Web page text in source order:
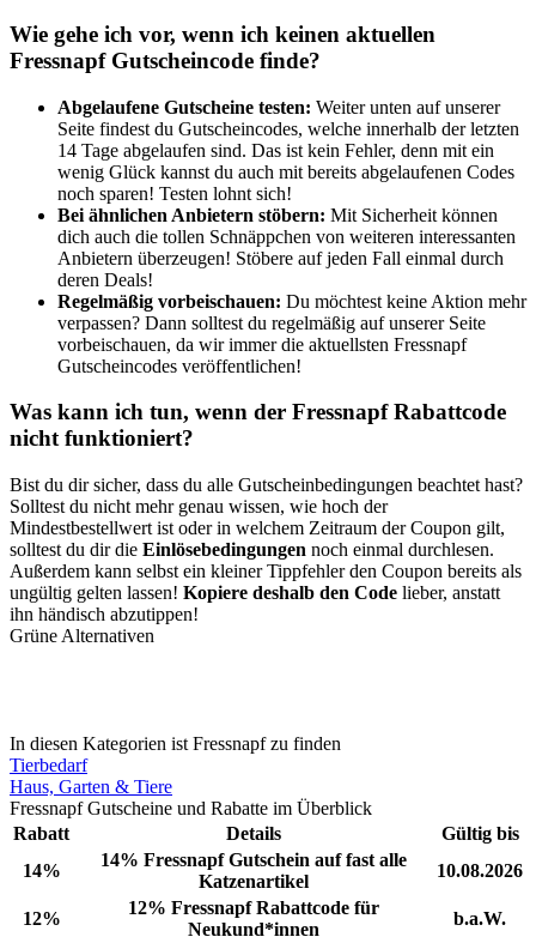
Wie gehe ich vor, wenn ich keinen aktuellen
Fressnapf Gutscheincode finde?
Abgelaufene Gutscheine testen: Weiter unten auf unserer
Seite findest du Gutscheincodes, welche innerhalb der letzten
14 Tage abgelaufen sind. Das ist kein Fehler, denn mit ein
wenig Glück kannst du auch mit bereits abgelaufenen Codes
noch sparen! Testen lohnt sich!
Bei ähnlichen Anbietern stöbern: Mit Sicherheit können
dich auch die tollen Schnäppchen von weiteren interessanten
Anbietern überzeugen! Stöbere auf jeden Fall einmal durch
deren Deals!
Regelmäßig vorbeischauen: Du möchtest keine Aktion mehr
verpassen? Dann solltest du regelmäßig auf unserer Seite
vorbeischauen, da wir immer die aktuellsten Fressnapf
Gutscheincodes veröffentlichen!
Was kann ich tun, wenn der Fressnapf Rabattcode
nicht funktioniert?
Bist du dir sicher, dass du alle Gutscheinbedingungen beachtet hast?
Solltest du nicht mehr genau wissen, wie hoch der
Mindestbestellwert ist oder in welchem Zeitraum der Coupon gilt,
solltest du dir die Einlösebedingungen noch einmal durchlesen.
Außerdem kann selbst ein kleiner Tippfehler den Coupon bereits als
ungültig gelten lassen! Kopiere deshalb den Code lieber, anstatt
ihn händisch abzutippen!
Grüne Alternativen
In diesen Kategorien ist Fressnapf zu finden
Tierbedarf
Haus, Garten & Tiere
Fressnapf Gutscheine und Rabatte im Überblick
Rabatt
Details
Gültig bis
14%
14% Fressnapf Gutschein auf fast alle
Katzenartikel
10.08.2026
12%
12% Fressnapf Rabattcode für
Neukund*innen
b.a.W.